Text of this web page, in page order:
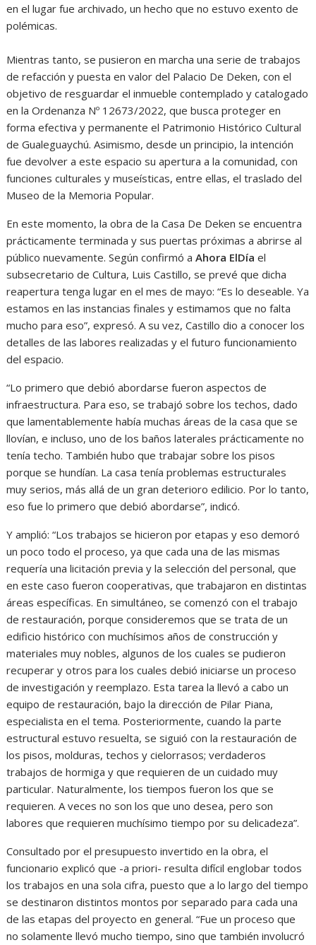
en el lugar fue archivado, un hecho que no estuvo exento de
polémicas.
Mientras tanto, se pusieron en marcha una serie de trabajos
de refacción y puesta en valor del Palacio De Deken, con el
objetivo de resguardar el inmueble contemplado y catalogado
en la Ordenanza Nº 12673/2022, que busca proteger en
forma efectiva y permanente el Patrimonio Histórico Cultural
de Gualeguaychú. Asimismo, desde un principio, la intención
fue devolver a este espacio su apertura a la comunidad, con
funciones culturales y museísticas, entre ellas, el traslado del
Museo de la Memoria Popular.
En este momento, la obra de la Casa De Deken se encuentra
prácticamente terminada y sus puertas próximas a abrirse al
público nuevamente. Según confirmó aAhora ElDía el
subsecretario de Cultura, Luis Castillo, se prevé que dicha
reapertura tenga lugar en el mes de mayo: “Es lo deseable. Ya
estamos en las instancias finales y estimamos que no falta
mucho para eso”, expresó. A su vez, Castillo dio a conocer los
detalles de las labores realizadas y el futuro funcionamiento
del espacio.
“Lo primero que debió abordarse fueron aspectos de
infraestructura. Para eso, se trabajó sobre los techos, dado
que lamentablemente había muchas áreas de la casa que se
llovían, e incluso, uno de los baños laterales prácticamente no
tenía techo. También hubo que trabajar sobre los pisos
porque se hundían. La casa tenía problemas estructurales
muy serios, más allá de un gran deterioro edilicio. Por lo tanto,
eso fue lo primero que debió abordarse”, indicó.
Y amplió: “Los trabajos se hicieron por etapas y eso demoró
un poco todo el proceso, ya que cada una de las mismas
requería una licitación previa y la selección del personal, que
en este caso fueron cooperativas, que trabajaron en distintas
áreas específicas. En simultáneo, se comenzó con el trabajo
de restauración, porque consideremos que se trata de un
edificio histórico con muchísimos años de construcción y
materiales muy nobles, algunos de los cuales se pudieron
recuperar y otros para los cuales debió iniciarse un proceso
de investigación y reemplazo. Esta tarea la llevó a cabo un
equipo de restauración, bajo la dirección de Pilar Piana,
especialista en el tema. Posteriormente, cuando la parte
estructural estuvo resuelta, se siguió con la restauración de
los pisos, molduras, techos y cielorrasos; verdaderos
trabajos de hormiga y que requieren de un cuidado muy
particular. Naturalmente, los tiempos fueron los que se
requieren. A veces no son los que uno desea, pero son
labores que requieren muchísimo tiempo por su delicadeza”.
Consultado por el presupuesto invertido en la obra, el
funcionario explicó que -a priori- resulta difícil englobar todos
los trabajos en una sola cifra, puesto que a lo largo del tiempo
se destinaron distintos montos por separado para cada una
de las etapas del proyecto en general. “Fue un proceso que
no solamente llevó mucho tiempo, sino que también involucró